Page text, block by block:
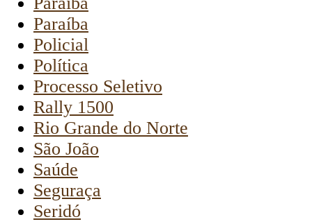
Paraíba
Policial
Política
Processo Seletivo
Rally 1500
Rio Grande do Norte
São João
Saúde
Seguraça
Seridó